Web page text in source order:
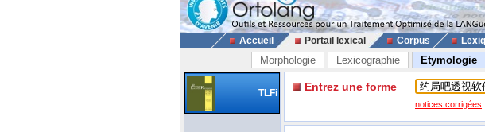
Accueil Portail lexical Corpus
Morphologie Lexicographie Etymologie
TLFi Entrez une forme
notices corrigées